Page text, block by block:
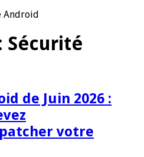
Android
Sécurité
de Juin 2026 :
votre